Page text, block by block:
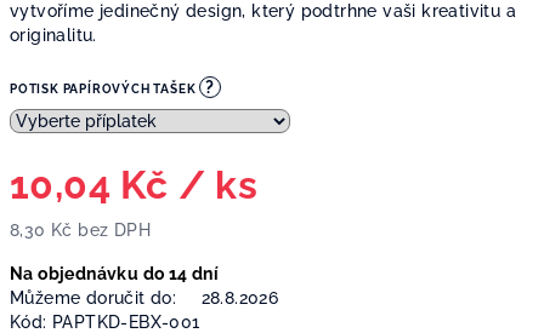
vytvoříme jedinečný design, který podtrhne vaši kreativitu a
originalitu.
POTISK PAPÍROVÝCH TAŠEK ?
10,04 Kč / ks
8,30 Kč bez DPH
cena:
Na objednávku do 14 dní
Můžeme doručit do:
28.8.2026
Kód: PAPTKD-EBX-001